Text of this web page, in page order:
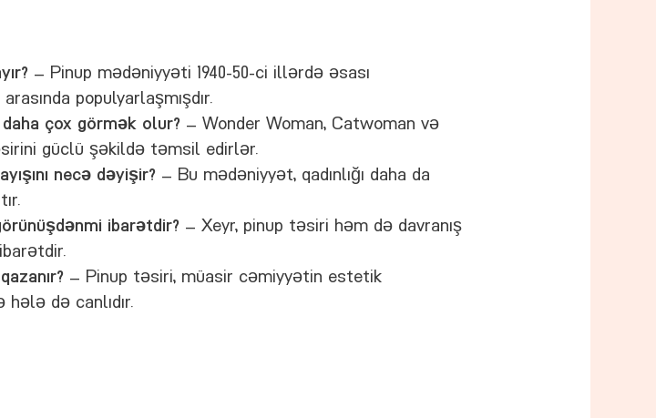
— Pinup mədəniyyəti 1940-50-ci illərdə əsası
populyarlaşmışdır.
çox görmək olur? — Wonder Woman, Catwoman və
güclü şəkildə təmsil edirlər.
necə dəyişir? — Bu mədəniyyət, qadınlığı daha da
ibarətdir? — Xeyr, pinup təsiri həm də davranış
— Pinup təsiri, müasir cəmiyyətin estetik
də canlıdır.